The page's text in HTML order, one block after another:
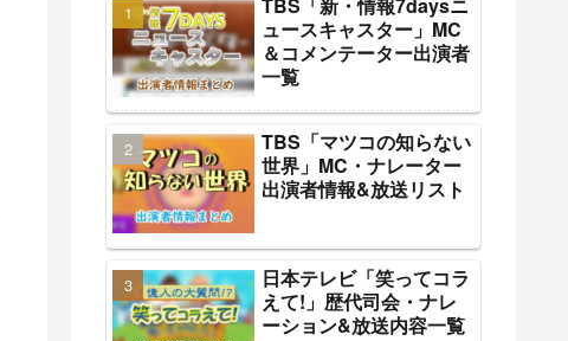
ュースキャスター」MC
＆コメンテーター出演者
一覧
TBS「マツコの知らない
世界」MC・ナレーター
出演者情報&放送リスト
日本テレビ「笑ってコラ
えて!」歴代司会・ナレ
ーション&放送内容一覧